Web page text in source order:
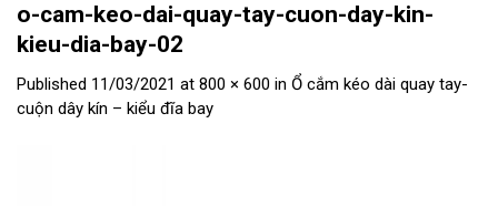
o-cam-keo-dai-quay-tay-cuon-day-kin-
kieu-dia-bay-02
Published 11/03/2021 at 800 × 600 in Ổ cắm kéo dài quay tay-
cuộn dây kín – kiểu đĩa bay